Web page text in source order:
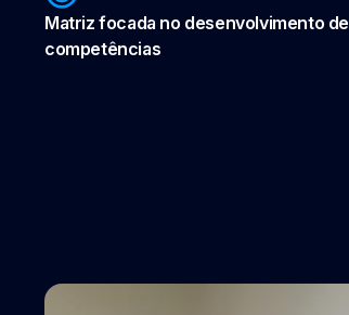
Matriz focada no desenvolvimento de
competências